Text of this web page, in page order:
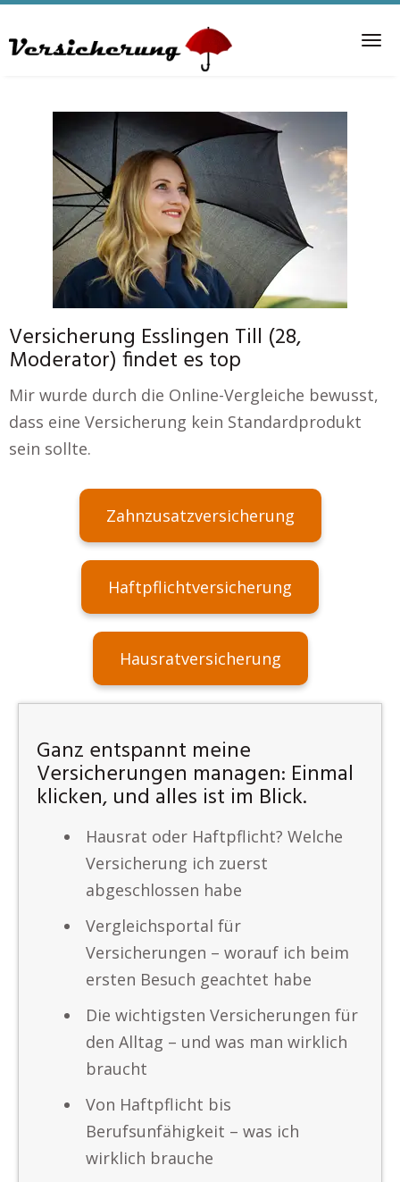
to
Versicherung Esslingen Till (28,
Moderator) findet es top
Mir wurde durch die Online-Vergleiche bewusst,
dass eine Versicherung kein Standardprodukt
sein sollte.
Zahnzusatzversicherung
Haftpflichtversicherung
Hausratversicherung
Ganz entspannt meine
Versicherungen managen: Einmal
klicken, und alles ist im Blick.
Hausrat oder Haftpflicht? Welche
Versicherung ich zuerst
abgeschlossen habe
Vergleichsportal für
Versicherungen – worauf ich beim
ersten Besuch geachtet habe
Die wichtigsten Versicherungen für
den Alltag – und was man wirklich
braucht
Von Haftpflicht bis
Berufsunfähigkeit – was ich
wirklich brauche